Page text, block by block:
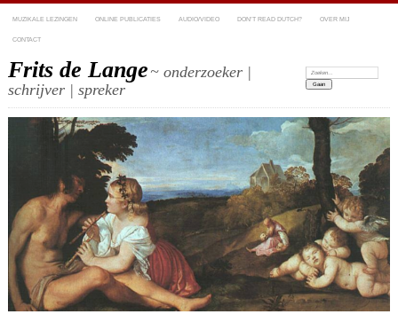
MUZIKALE LEZINGEN ONLINE PUBLICATIES AUDIO/VIDEO DON’T READ DUTCH? OVER MIJ
CONTACT
Frits de Lange~ onderzoeker |
schrijver | spreker
Zoeken: